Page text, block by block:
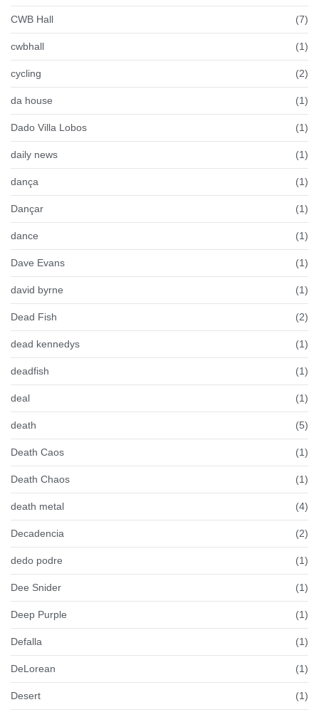
CWB Hall (7)
cwbhall (1)
cycling (2)
da house (1)
Dado Villa Lobos (1)
daily news (1)
dança (1)
Dançar (1)
dance (1)
Dave Evans (1)
david byrne (1)
Dead Fish (2)
dead kennedys (1)
deadfish (1)
deal (1)
death (5)
Death Caos (1)
Death Chaos (1)
death metal (4)
Decadencia (2)
dedo podre (1)
Dee Snider (1)
Deep Purple (1)
Defalla (1)
DeLorean (1)
Desert (1)